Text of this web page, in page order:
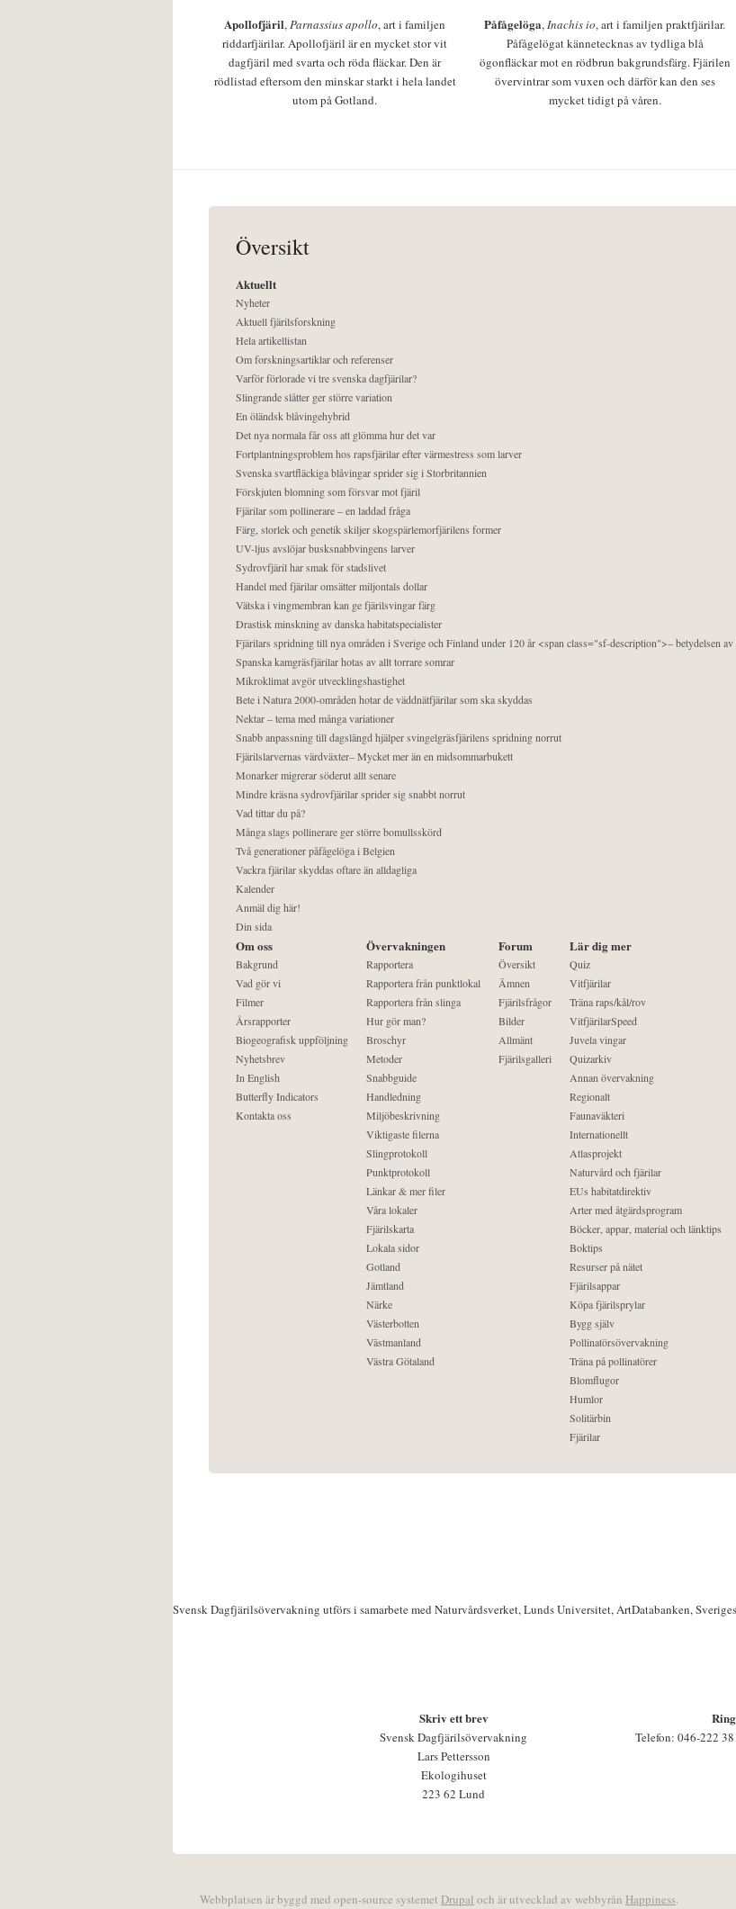
Apollofjäril,Parnassius apollo, art i familjen
riddarfjärilar. Apollofjäril är en mycket stor vit
dagfjäril med svarta och röda fläckar. Den är
rödlistad eftersom den minskar starkt i hela landet
utom på Gotland.
Påfågelöga,Inachis io, art i familjen praktfjärilar.
Påfågelögat kännetecknas av tydliga blå
ögonfläckar mot en rödbrun bakgrundsfärg. Fjärilen
övervintrar som vuxen och därför kan den ses
mycket tidigt på våren.
Översikt
Aktuellt
Nyheter
Aktuell fjärilsforskning
Hela artikellistan
Om forskningsartiklar och referenser
Varför förlorade vi tre svenska dagfjärilar?
Slingrande slåtter ger större variation
En öländsk blåvingehybrid
Det nya normala får oss att glömma hur det var
Fortplantningsproblem hos rapsfjärilar efter värmestress som larver
Svenska svartfläckiga blåvingar sprider sig i Storbritannien
Förskjuten blomning som försvar mot fjäril
Fjärilar som pollinerare – en laddad fråga
Färg, storlek och genetik skiljer skogspärlemorfjärilens former
UV-ljus avslöjar busksnabbvingens larver
Sydrovfjäril har smak för stadslivet
Handel med fjärilar omsätter miljontals dollar
Vätska i vingmembran kan ge fjärilsvingar färg
Drastisk minskning av danska habitatspecialister
Fjärilars spridning till nya områden i Sverige och Finland under 120 år <span class="sf-description">– betydelsen
Spanska kamgräsfjärilar hotas av allt torrare somrar
Mikroklimat avgör utvecklingshastighet
Bete i Natura 2000-områden hotar de väddnätfjärilar som ska skyddas
Nektar – tema med många variationer
Snabb anpassning till dagslängd hjälper svingelgräsfjärilens spridning norrut
Fjärilslarvernas värdväxter– Mycket mer än en midsommarbukett
Monarker migrerar söderut allt senare
Mindre kräsna sydrovfjärilar sprider sig snabbt norrut
Vad tittar du på?
Många slags pollinerare ger större bomullsskörd
Två generationer påfågelöga i Belgien
Vackra fjärilar skyddas oftare än alldagliga
Kalender
Anmäl dig här!
Din sida
Om oss
Bakgrund
Vad gör vi
Filmer
Årsrapporter
Biogeografisk uppföljning
Nyhetsbrev
In English
Butterfly Indicators
Kontakta oss
Övervakningen
Rapportera
Rapportera från punktlokal
Rapportera från slinga
Hur gör man?
Broschyr
Metoder
Snabbguide
Handledning
Miljöbeskrivning
Viktigaste filerna
Slingprotokoll
Punktprotokoll
Länkar & mer filer
Våra lokaler
Fjärilskarta
Lokala sidor
Gotland
Jämtland
Närke
Västerbotten
Västmanland
Västra Götaland
Forum
Översikt
Ämnen
Fjärilsfrågor
Bilder
Allmänt
Fjärilsgalleri
Lär dig mer
Quiz
Vitfjärilar
Träna raps/kål/rov
VitfjärilarSpeed
Juvela vingar
Quizarkiv
Annan övervakning
Regionalt
Faunaväkteri
Internationellt
Atlasprojekt
Naturvård och fjärilar
EUs habitatdirektiv
Arter med åtgärdsprogram
Böcker, appar, material och länktips
Boktips
Resurser på nätet
Fjärilsappar
Köpa fjärilsprylar
Bygg själv
Pollinatörsövervakning
Träna på pollinatörer
Blomflugor
Humlor
Solitärbin
Fjärilar
Svensk Dagfjärilsövervakning utförs i samarbete med Naturvårdsverket, Lunds Universitet, ArtDatabanken,
Skriv ett brev
Svensk Dagfjärilsövervakning
Lars Pettersson
Ekologihuset
223 62 Lund
Telefon: 046-222
Webbplatsen är byggd med open-source systemet Drupal och är utvecklad av webbyrån Happiness.